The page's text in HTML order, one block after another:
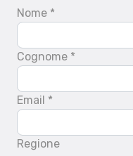
Nome *
Cognome *
Email *
Regione